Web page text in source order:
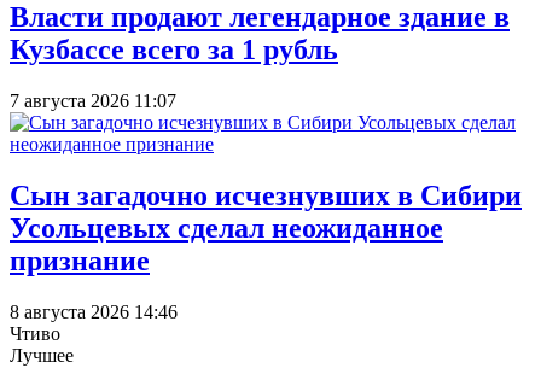
Власти продают легендарное здание в
Кузбассе всего за 1 рубль
7 августа 2026 11:07
Сын загадочно исчезнувших в Сибири
Усольцевых сделал неожиданное
признание
8 августа 2026 14:46
Чтиво
Лучшее